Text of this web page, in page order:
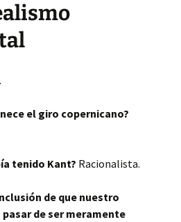
el giro copernicano?
tenido Kant? Racionalista.
de que nuestro
de ser meramente